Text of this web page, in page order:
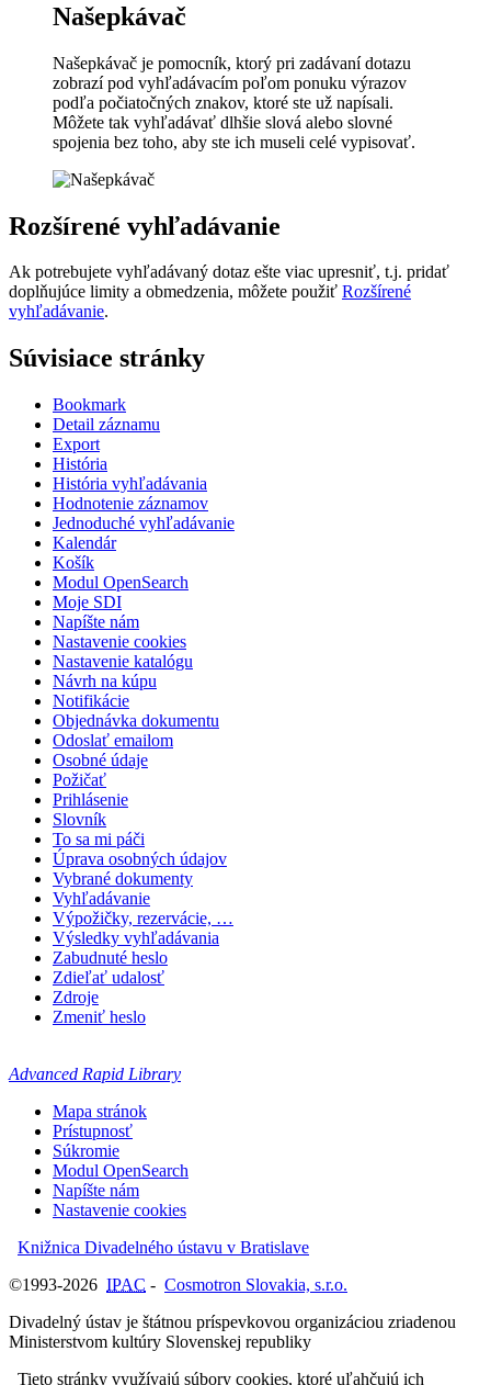
Našepkávač
Našepkávač je pomocník, ktorý pri zadávaní dotazu
zobrazí pod vyhľadávacím poľom ponuku výrazov
podľa počiatočných znakov, ktoré ste už napísali.
Môžete tak vyhľadávať dlhšie slová alebo slovné
spojenia bez toho, aby ste ich museli celé vypisovať.
Rozšírené vyhľadávanie
Ak potrebujete vyhľadávaný dotaz ešte viac upresniť, t.j. pridať
doplňujúce limity a obmedzenia, môžete použiť Rozšírené
vyhľadávanie.
Súvisiace stránky
Bookmark
Detail záznamu
Export
História
História vyhľadávania
Hodnotenie záznamov
Jednoduché vyhľadávanie
Kalendár
Košík
Modul OpenSearch
Moje SDI
Napíšte nám
Nastavenie cookies
Nastavenie katalógu
Návrh na kúpu
Notifikácie
Objednávka dokumentu
Odoslať emailom
Osobné údaje
Požičať
Prihlásenie
Slovník
To sa mi páči
Úprava osobných údajov
Vybrané dokumenty
Vyhľadávanie
Výpožičky, rezervácie, …
Výsledky vyhľadávania
Zabudnuté heslo
Zdieľať udalosť
Zdroje
Zmeniť heslo
Advanced Rapid Library
Mapa stránok
Prístupnosť
Súkromie
Modul OpenSearch
Napíšte nám
Nastavenie cookies
Knižnica Divadelného ústavu v Bratislave
©1993-2026 IPAC - Cosmotron Slovakia, s.r.o.
Divadelný ústav je štátnou príspevkovou organizáciou zriadenou
Ministerstvom kultúry Slovenskej republiky
Tieto stránky využívajú súbory cookies, ktoré uľahčujú ich